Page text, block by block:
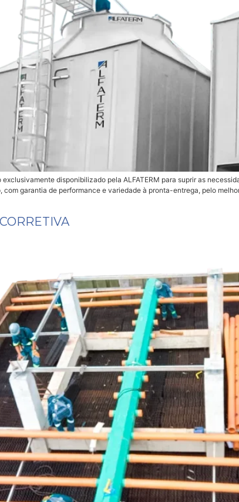
disponibilizado pela ALFATERM para suprir as
garantia de performance e variedade à pronta-entrega, pelo